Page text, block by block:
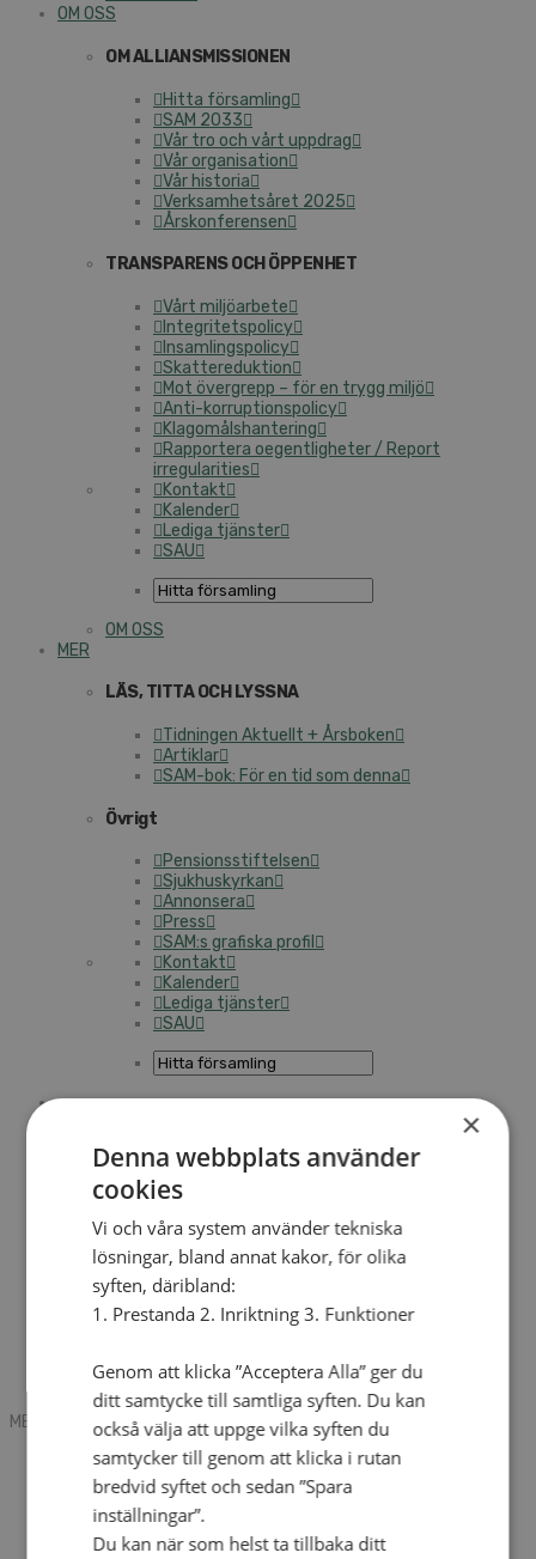
OM OSS
OM ALLIANSMISSIONEN
Hitta församling
SAM 2033
Vår tro och vårt uppdrag
Vår organisation
Vår historia
Verksamhetsåret 2025
Årskonferensen
TRANSPARENS OCH ÖPPENHET
Vårt miljöarbete
Integritetspolicy
Insamlingspolicy
Skattereduktion
Mot övergrepp – för en trygg miljö
Anti-korruptionspolicy
Klagomålshantering
Rapportera oegentligheter / Report
irregularities
Kontakt
Kalender
Lediga tjänster
SAU
OM OSS
MER
LÄS, TITTA OCH LYSSNA
Tidningen Aktuellt + Årsboken
Artiklar
SAM-bok: För en tid som denna
Övrigt
Pensionsstiftelsen
Sjukhuskyrkan
Annonsera
Press
SAM:s grafiska profil
Kontakt
Kalender
Lediga tjänster
SAU
Mobile box
Kontakt
Tidning
Annonsera
Hitta församling
Press
SAU
Lediga tjänster
Sommargårdar
MENU
MENU
Search mobile
English
Hej! Vad söker du?
Kontakt
Kalender
×
Denna webbplats använder
cookies
Vi och våra system använder tekniska
lösningar, bland annat kakor, för olika
syften, däribland:
1. Prestanda 2. Inriktning 3. Funktioner
Genom att klicka ”Acceptera Alla” ger du
ditt samtycke till samtliga syften. Du kan
också välja att uppge vilka syften du
samtycker till genom att klicka i rutan
bredvid syftet och sedan ”Spara
inställningar”.
Du kan när som helst ta tillbaka ditt